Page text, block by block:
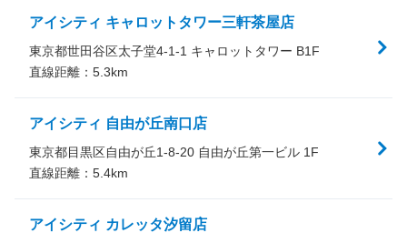
アイシティ キャロットタワー三軒茶屋店
東京都世田谷区太子堂4-1-1 キャロットタワー B1F
直線距離： 5.3km
アイシティ 自由が丘南口店
東京都目黒区自由が丘1-8-20 自由が丘第一ビル 1F
直線距離： 5.4km
アイシティ カレッタ汐留店